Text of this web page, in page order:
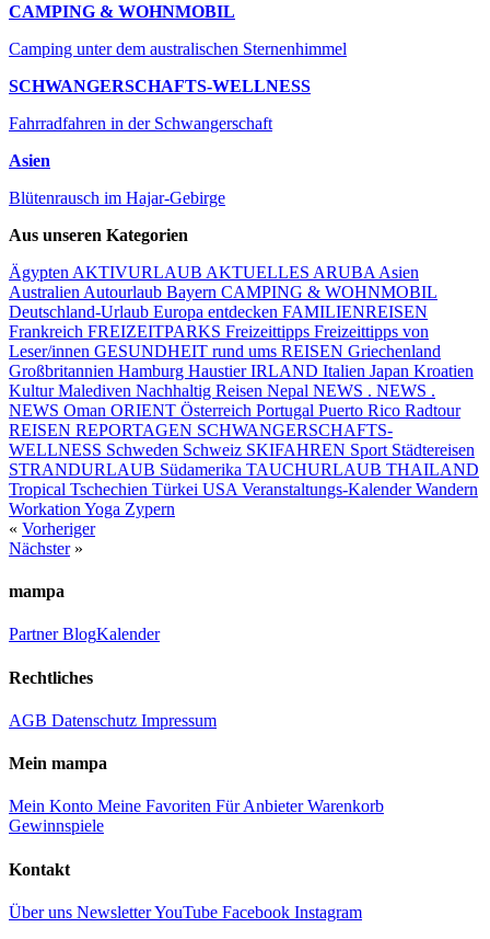
CAMPING & WOHNMOBIL
Camping unter dem australischen Sternenhimmel
SCHWANGERSCHAFTS-WELLNESS
Fahrradfahren in der Schwangerschaft
Asien
Blütenrausch im Hajar-Gebirge
Aus unseren Kategorien
Ägypten AKTIVURLAUB AKTUELLES ARUBA Asien
Australien Autourlaub Bayern CAMPING & WOHNMOBIL
Deutschland-Urlaub Europa entdecken FAMILIENREISEN
Frankreich FREIZEITPARKS Freizeittipps Freizeittipps von
Leser/innen GESUNDHEIT rund ums REISEN Griechenland
Großbritannien Hamburg HaustierIRLAND Italien Japan Kroatien
KulturMalediven Nachhaltig Reisen Nepal NEWS . NEWS .
NEWS Oman ORIENT Österreich Portugal Puerto Rico Radtour
REISEN REPORTAGEN SCHWANGERSCHAFTS-
WELLNESS Schweden Schweiz SKIFAHREN Sport Städtereisen
STRANDURLAUB Südamerika TAUCHURLAUB THAILAND
Tropical Tschechien Türkei USA Veranstaltungs-KalenderWandern
Workation Yoga Zypern
« Vorheriger
Nächster»
mampa
PartnerBlogKalender
Rechtliches
AGB Datenschutz Impressum
Mein mampa
Mein Konto Meine Favoriten Für AnbieterWarenkorb
Gewinnspiele
Kontakt
Über uns NewsletterYouTube Facebook Instagram